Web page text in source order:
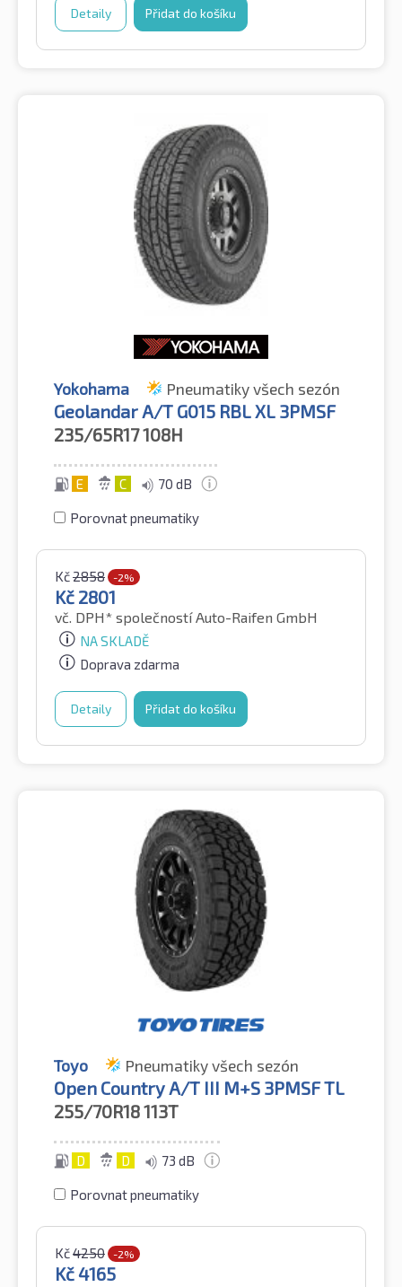
Detaily Přidat do košíku
Yokohama Pneumatiky všech sezón
Geolandar A/T G015 RBL XL 3PMSF
235/65R17108H
E C 70 dB
Porovnat pneumatiky
Kč2858 -2%
Kč 2801
vč. DPH* společností Auto-Raifen GmbH
NA SKLADĚ
Doprava zdarma
Detaily Přidat do košíku
Toyo Pneumatiky všech sezón
Open Country A/T III M+S 3PMSF TL
255/70R18113T
D D 73 dB
Porovnat pneumatiky
Kč4250 -2%
Kč4165